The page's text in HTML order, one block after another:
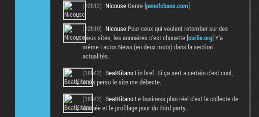
(22h12) NicouseGenre [penofchaos.com]
(22h10) Nicouse Pour ceux qui veulent retomber sur des
vieux sites, les annuaires c'est chouette [curlie.org] Y'a
même Factor News (en deux mots) dans la section
actualités.
(18h42) BeatKitano Fin bref. Si ça sert a certain c'est cool,
mais perso le site me débecte.
(18h42) BeatKitano Le business plan réel c'est la collecte de
donnée et le profilage pour du third party.